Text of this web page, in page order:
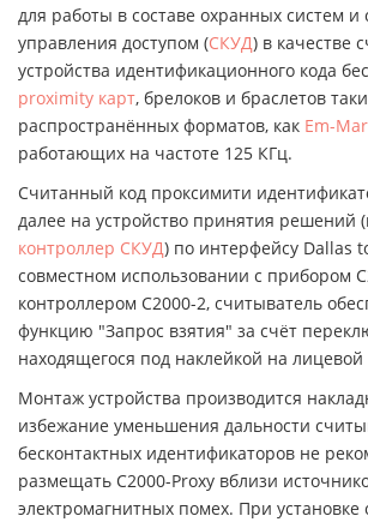
для работы в составе охранных систем и
управления доступом (СКУД) в качестве
устройства идентификационного кода
proximity карт, брелоков и браслетов
распространённых форматов, как Em-
работающих на частоте 125 КГц.
Считанный код проксимити
далее на устройство принятия решений
контроллер СКУД) по интерфейсу Dallas
совместном использовании с прибором
контроллером C2000-2, считыватель
функцию "Запрос взятия" за счёт
находящегося под наклейкой на
Монтаж устройства производится
избежание уменьшения дальности
бесконтактных идентификаторов не
размещать C2000-Proxy вблизи
электромагнитных помех. При установке